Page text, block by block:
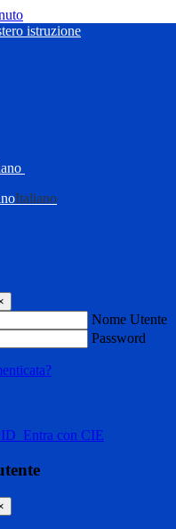
Italiano
Nome Utente
Password
Entra con CIE